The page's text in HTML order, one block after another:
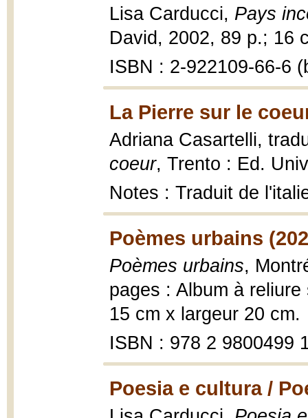
Lisa Carducci, Pays
David, 2002, 89 p.; 16
ISBN : 2-922109-66-6
La Pierre sur le
Adriana Casartelli,
coeur, Trento : Ed.
Notes : Traduit de
Poèmes urbains
Poèmes urbains,
pages : Album à
15 cm x largeur 20 cm.
ISBN : 978 2 9800499
Poesia e cultura /